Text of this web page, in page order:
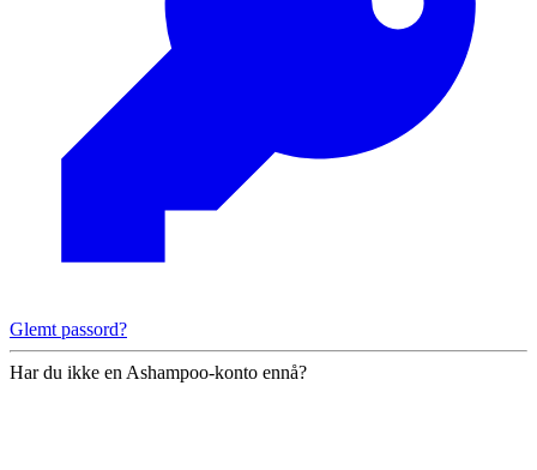
Glemt passord?
Har du ikke en Ashampoo-konto ennå?